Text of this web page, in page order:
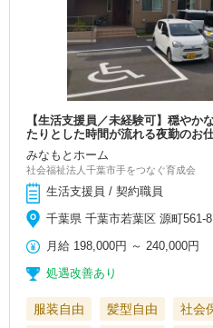
【生活支援員／未経験可】穏や
たりとした時間が流れる夜勤のお
みなもとホーム
社会福祉法人千葉市手をつなぐ育成会
生活支援員 / 契約職員
千葉県 千葉市若葉区 源町561-8
月給 198,000円 ～240,000円
処遇改善あり
服装自由 髪型自由 社会